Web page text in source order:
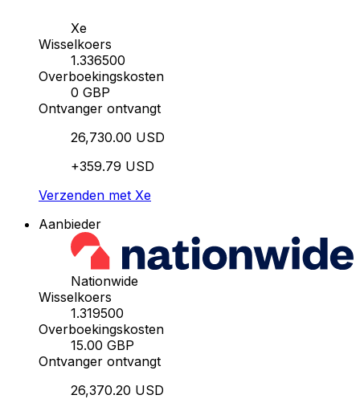
Xe
Wisselkoers
1.336500
Overboekingskosten
0 GBP
Ontvanger ontvangt
26,730.00 USD
+359.79 USD
Verzenden met Xe
Aanbieder
Nationwide
Wisselkoers
1.319500
Overboekingskosten
15.00 GBP
Ontvanger ontvangt
26,370.20 USD